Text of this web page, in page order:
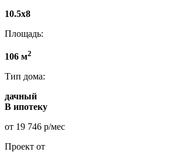
10.5х8
Площадь:
106 м2
Тип дома:
дачный
В ипотеку
от 19 746 р/мес
Проект от